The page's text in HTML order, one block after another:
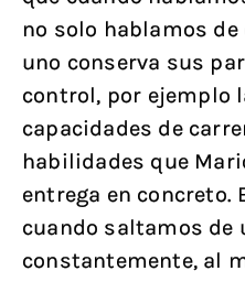
no solo hablamos
uno conserva sus
control, por ejemplo
capacidades de
habilidades que
entrega en concreto.
cuando saltamos de
constantemente, al